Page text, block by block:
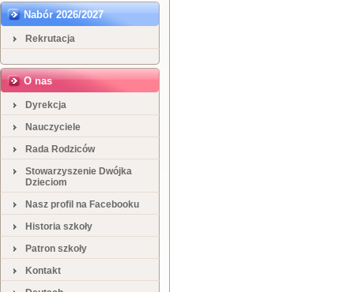
Nabór 2026/2027
Rekrutacja
O nas
Dyrekcja
Nauczyciele
Rada Rodziców
Stowarzyszenie Dwójka
Dzieciom
Nasz profil na Facebooku
Historia szkoły
Patron szkoły
Kontakt